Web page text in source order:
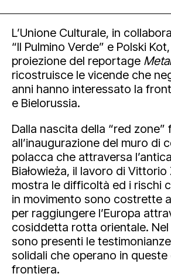
L’Unione Culturale, in
“Il Pulmino Verde” e Polski
proiezione del reportage
ricostruisce le vicende che
anni hanno interessato la
e Bielorussia.
Dalla nascita della “red zone”
all’inaugurazione del muro di
polacca che attraversa
Białowieża, il lavoro di
mostra le difficoltà ed i rischi
in movimento sono costrette
per raggiungere l’Europa
cosiddetta rotta orientale.
sono presenti le
solidali che operano in queste
frontiera.